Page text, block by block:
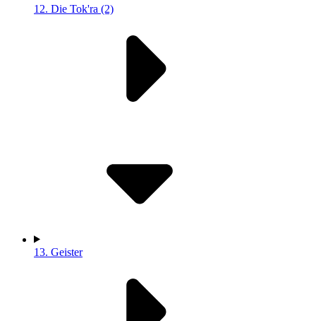
12. Die Tok'ra (2)
13. Geister